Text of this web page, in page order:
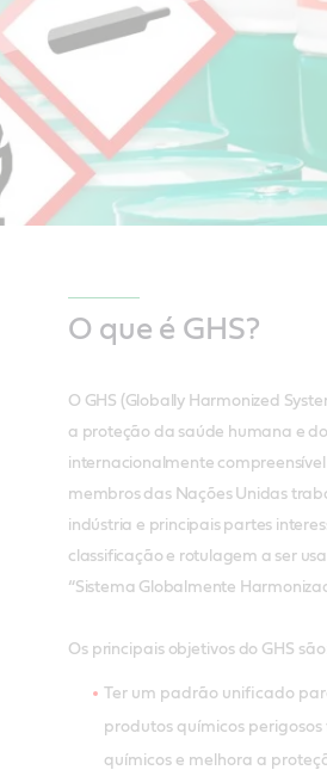
O que é GHS?
O GHS (Globally Harmonized
a proteção da saúde humana e
internacionalmente
membros das Nações Unidas
indústria e principais partes
classificação e rotulagem a ser
“Sistema Globalmente
Os principais objetivos do GHS são:
Ter um padrão unificado
produtos químicos
químicos e melhora a